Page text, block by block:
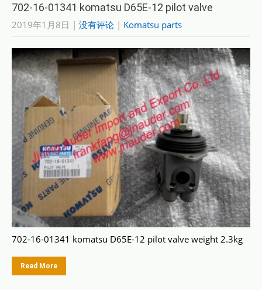
702-16-01341 komatsu D65E-12 pilot valve
2019年1月8日 | 没有评论 | Komatsu parts
702-16-01341 komatsu D65E-12 pilot valve weight 2.3kg
Read More